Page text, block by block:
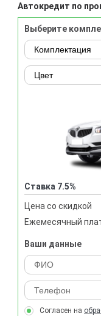
Автокредит по
Выберите
Ставка 7.5%
Цена со скидкой
Ваши данные
Согласен на